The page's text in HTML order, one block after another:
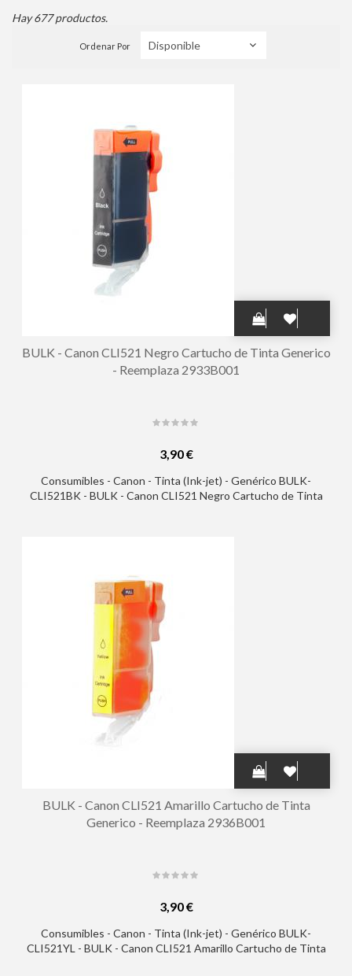
Hay 677 productos.
Ordenar Por
BULK - Canon CLI521 Negro Cartucho de Tinta Generico
- Reemplaza 2933B001
3,90 €
Consumibles - Canon - Tinta (Ink-jet) - Genérico BULK-
CLI521BK - BULK - Canon CLI521 Negro Cartucho de Tinta
BULK - Canon CLI521 Amarillo Cartucho de Tinta
Generico - Reemplaza 2936B001
3,90 €
Consumibles - Canon - Tinta (Ink-jet) - Genérico BULK-
CLI521YL - BULK - Canon CLI521 Amarillo Cartucho de Tinta